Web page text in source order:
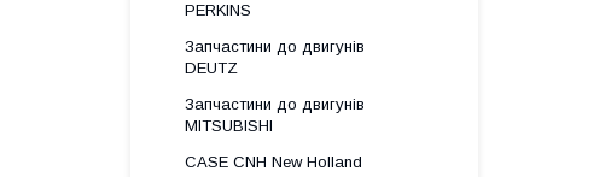
PERKINS
Запчастини до двигунів
DEUTZ
Запчастини до двигунів
MITSUBISHI
CASE CNH New Holland